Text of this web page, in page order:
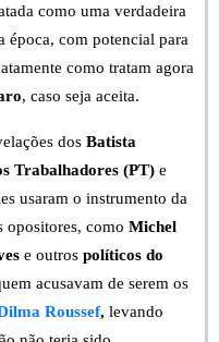
como uma verdadeira
época, com potencial para
como tratam agora
, caso seja aceita.
dos Batista
Trabalhadores (PT) e
usaram o instrumento da
opositores, como Michel
e outros políticos do
acusavam de serem os
Roussef, levando